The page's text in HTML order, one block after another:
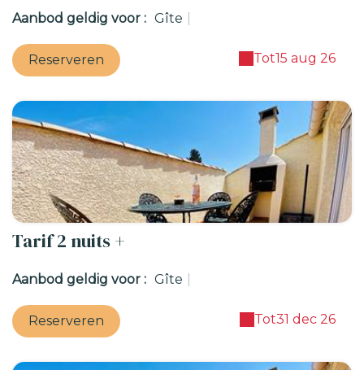
Aanbod geldig voor : Gîte
Reserveren Tot15 aug 26
Tarif 2 nuits +
Aanbod geldig voor : Gîte
Reserveren Tot31 dec 26